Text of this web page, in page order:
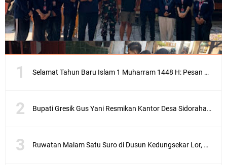
Selamat Tahun Baru Islam 1 Muharram 1448 H: Pesan Hijrah Drs. H. Husnul Aqib, M.M. untuk Negeri
Bupati Gresik Gus Yani Resmikan Kantor Desa Sidoraharjo: Simbol Komitmen Pelayanan Publik dan Kepedulian Sosial
Ruwatan Malam Satu Suro di Dusun Kedungsekar Lor, Tradisi Luhur yang Terus Istiqomah